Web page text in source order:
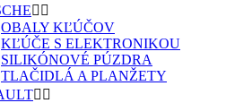
 
OBALY KĽÚČOV
KĽÚČE S ELEKTRONIKOU
SILIKÓNOVÉ PÚZDRA
TLAČIDLÁ A PLANŽETY
 